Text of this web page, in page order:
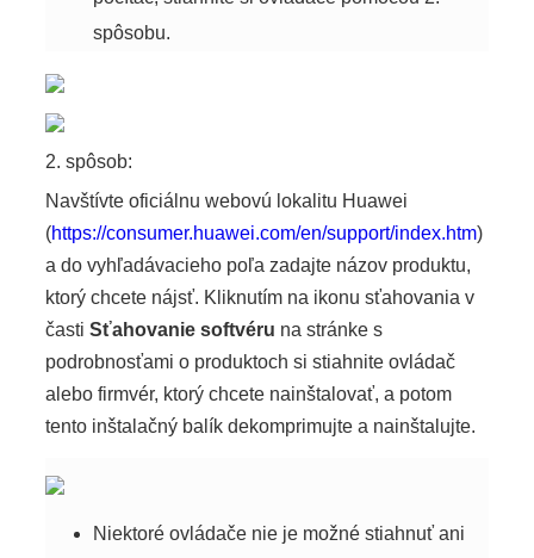
spôsobu.
2. spôsob:
Navštívte oficiálnu webovú lokalitu Huawei
(https://consumer.huawei.com/en/support/index.htm)
a do vyhľadávacieho poľa zadajte názov produktu,
ktorý chcete nájsť. Kliknutím na ikonu sťahovania v
častiSťahovanie softvéru na stránke s
podrobnosťami o produktoch si stiahnite ovládač
alebo firmvér, ktorý chcete nainštalovať, a potom
tento inštalačný balík dekomprimujte a nainštalujte.
Niektoré ovládače nie je možné stiahnuť ani